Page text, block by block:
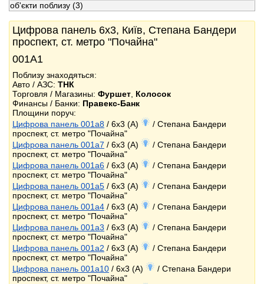
об'єкти поблизу (3)
Цифрова панель 6x3, Київ, Степана Бандери
проспект, ст. метро "Почайна"
001А1
Поблизу знаходяться:
Авто / АЗС: ТНК
Торговля / Магазины: Фуршет Колосок
Финансы / Банки: Правекс-Банк
Площини поруч:
Цифрова панель 001a8 / 6x3 (A)
/ Степана Бандери
проспект, ст. метро "Почайна"
Цифрова панель 001a7 / 6x3 (A)
/ Степана Бандери
проспект, ст. метро "Почайна"
Цифрова панель 001a6 / 6x3 (A)
/ Степана Бандери
проспект, ст. метро "Почайна"
Цифрова панель 001a5 / 6x3 (A)
/ Степана Бандери
проспект, ст. метро "Почайна"
Цифрова панель 001a4 / 6x3 (A)
/ Степана Бандери
проспект, ст. метро "Почайна"
Цифрова панель 001a3 / 6x3 (A)
/ Степана Бандери
проспект, ст. метро "Почайна"
Цифрова панель 001a2 / 6x3 (A)
/ Степана Бандери
проспект, ст. метро "Почайна"
Цифрова панель 001a10 / 6x3 (A)
/ Степана Бандери
проспект, ст. метро "Почайна"